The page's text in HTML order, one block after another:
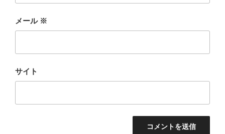
メール ※
サイト